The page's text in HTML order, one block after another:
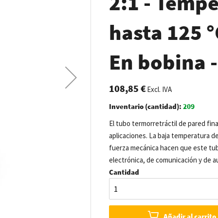
hasta 125
En bobina
108,85 €Excl. IVA
Inventario (cantidad): 209
El tubo termorretráctil de pared
aplicaciones. La baja temperatura
fuerza mecánica hacen que este
electrónica, de comunicación y de
Cantidad
Añadir al carrito